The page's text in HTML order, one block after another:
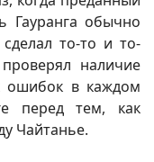
Гауранга обычно
то-то и то-
наличие
ошибок в каждом
перед тем, как
Чайтанье.